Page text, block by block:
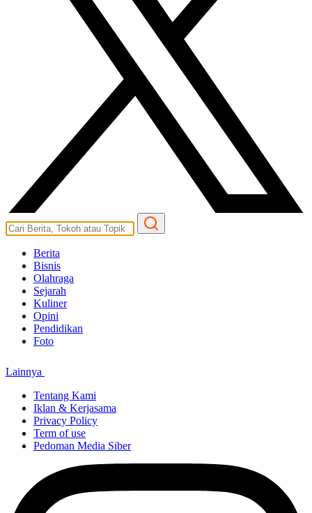
Berita
Bisnis
Olahraga
Sejarah
Kuliner
Opini
Pendidikan
Foto
Lainnya
Tentang Kami
Iklan & Kerjasama
Privacy Policy
Term of use
Pedoman Media Siber